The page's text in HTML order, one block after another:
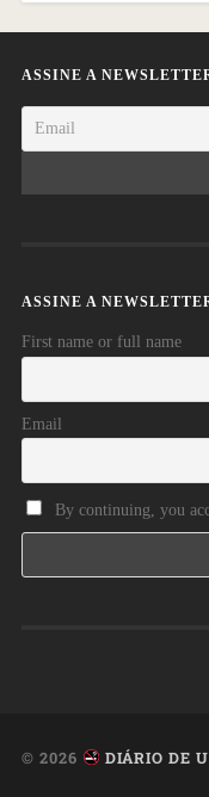
ASSINE A
ASSINE A
First name or full name
Email
By continuing, you
© 2026 DIÁRIO DE